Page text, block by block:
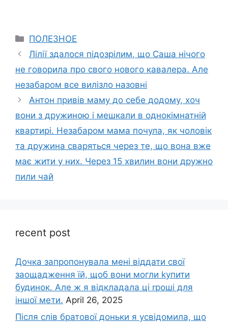
Categories
ПОЛЕЗНОЕ
Лілії здалося підозрілим, що Саша нічого
не говорила про свого нового кавалера. Але
незабаром все вилізло назовні
Антон привів маму до себе додому, хоч
вони з дружиною і мешкали в однокімнатній
квартирі. Незабаром мама почула, як чоловік
та дружина сваряться через те, що вона вже
має жити у них. Через 15 хвилин вони дружно
пили чай
recent post
Дочка запpопонувала мені віддати свої
заощадження їй, щоб вони могли kупити
будинок. Але ж я відкладала ці rроші для
іншої мети. April 26, 2025
Після слів братової доньки я усвідомила, що